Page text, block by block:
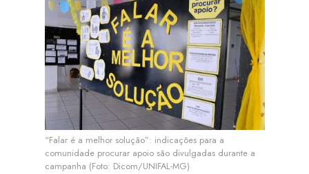
“Falar é a melhor solução”: indicações para a
comunidade procurar apoio são divulgadas durante a
campanha (Foto: Dicom/UNIFAL-MG)